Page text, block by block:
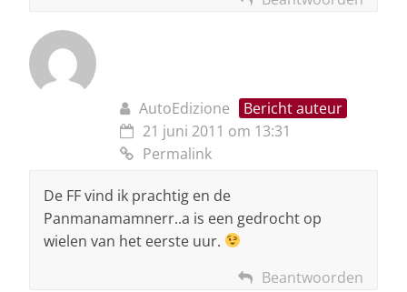
AutoEdizione
Bericht auteur
21 juni 2011 om 13:31
Permalink
De FF vind ik prachtig en de
Panmanamamnerr..a is een gedrocht op
wielen van het eerste uur.
Beantwoorden